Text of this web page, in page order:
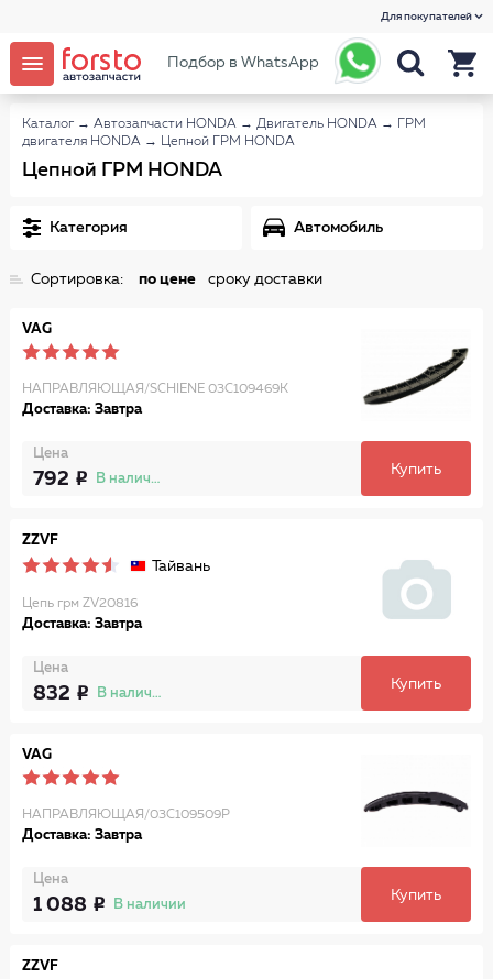
Для покупателей
Подбор в WhatsApp
Каталог → Автозапчасти HONDA → Двигатель HONDA →
ГРМ
двигателя HONDA → Цепной ГРМ HONDA
Цепной ГРМ HONDA
Категория Автомобиль
Сортировка: по цене сроку доставки
VAG
НАПРАВЛЯЮЩАЯ/SCHIENE 03C109469K
Доставка: Завтра
Цена
792 В наличии
Купить
ZZVF
Тайвань
Цепь грм ZV20816
Доставка: Завтра
Цена
832 В наличии
Купить
VAG
НАПРАВЛЯЮЩАЯ/03C109509P
Доставка: Завтра
Цена
1 088 В наличии
Купить
ZZVF